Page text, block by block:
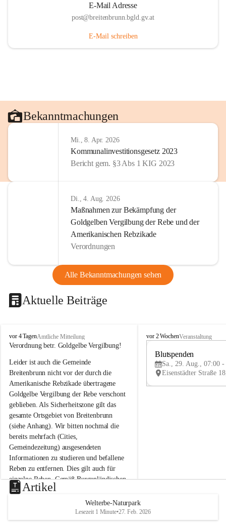
E-Mail Adresse
post@breitenbrunn.bgld.gv.at
E-Mail schreiben
Bekanntmachungen
Mi., 8. Apr. 2026
Kommunalinvestitionsgesetz 2023
Bericht gem. §3 Abs 1 KIG 2023
Di., 4. Aug. 2026
Maßnahmen zur Bekämpfung der
Goldgelben Vergilbung der Rebe und der
Amerikanischen Rebzikade
Verordnungen
Alle Bekanntmachungen sehen
Aktuelle Beiträge
B
r
i
t
e
n
b
r
u
n
n
a
m
N
e
u
s
d
vor 4 TagenAmtliche Mitteilung
Verordnung betr. Goldgelbe Vergilbung!
Leider ist auch die Gemeinde
Breitenbrunn nicht vor der durch die
Amerikanische Rebzikade übertragene
Goldgelbe Vergilbung der Rebe verschont
geblieben. Als Sicherheitszone gilt das
gesamte Ortsgebiet von Breitenbrunn
(siehe Anhang). Wir bitten nochmal die
bereits mehrfach (Cities,
Gemeindezeitung) ausgesendeten
Informationen zu studieren und befallene
Reben zu entfernen. Dies gilt auch für
einzelne Reben. Gemäß Burgenländischen
Weinbaugesetz sind nicht gepflegte oder
unzulässige Weingärten zu roden! Bitte
helfen wir zusammen um unsere Winzer
vor den prognostizierten Ernteausfällen
B
e
u
e
d
vor 2 WochenVeranstaltung
Blutspenden
Sa., 29. Aug., 07:00 -
Artikel
Welterbe-Naturpark
Lesezeit 1 Minute•27. Feb. 2026